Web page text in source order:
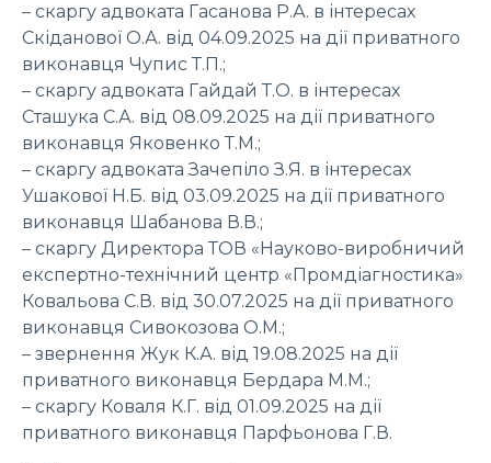
– скаргу адвоката Гасанова Р.А. в інтересах
Скіданової О.А. від 04.09.2025 на дії приватного
виконавця Чупис Т.П.;
– скаргу адвоката Гайдай Т.О. в інтересах
Сташука С.А. від 08.09.2025 на дії приватного
виконавця Яковенко Т.М.;
– скаргу адвоката Зачепіло З.Я. в інтересах
Ушакової Н.Б. від 03.09.2025 на дії приватного
виконавця Шабанова В.В.;
– скаргу Директора ТОВ «Науково-виробничий
експертно-технічний центр «Промдіагностика»
Ковальова С.В. від 30.07.2025 на дії приватного
виконавця Сивокозова О.М.;
– звернення Жук К.А. від 19.08.2025 на дії
приватного виконавця Бердара М.М.;
– скаргу Коваля К.Г. від 01.09.2025 на дії
приватного виконавця Парфьонова Г.В.